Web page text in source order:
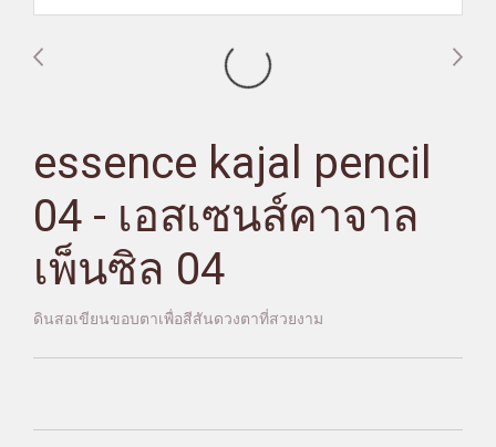
essence kajal pencil
04 - เอสเซนส์คาจาล
เพ็นซิล 04
ดินสอเขียนขอบตาเพื่อสีสันดวงตาที่สวยงาม